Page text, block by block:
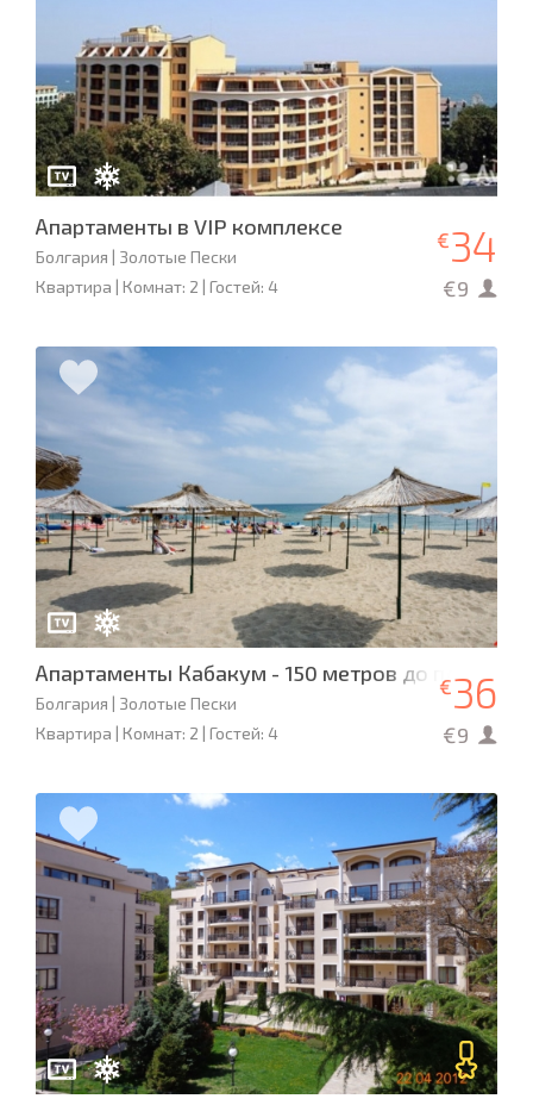
Апартаменты в VIP комплексе
Болгария | Золотые Пески
Квартира | Комнат: 2 | Гостей: 4
€34
€9
Апартаменты Кабакум - 150 метров до пляжа
Болгария | Золотые Пески
Квартира | Комнат: 2 | Гостей: 4
€36
€9